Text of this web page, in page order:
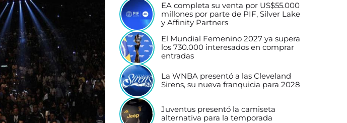
EA completa su venta por US$55.000
millones por parte de PIF, Silver Lake
y Affinity Partners
El Mundial Femenino 2027 ya supera
los 730.000 interesados en comprar
entradas
La WNBA presentó a las Cleveland
Sirens, su nueva franquicia para 2028
Juventus presentó la camiseta
alternativa para la temporada